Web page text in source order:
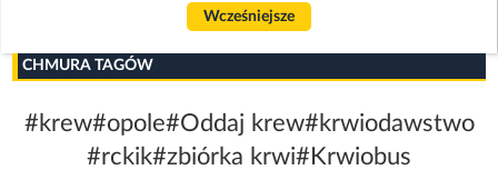
Wcześniejsze
CHMURA TAGÓW
#krew#opole#Oddaj krew#krwiodawstwo
#rckik#zbiórka krwi#Krwiobus